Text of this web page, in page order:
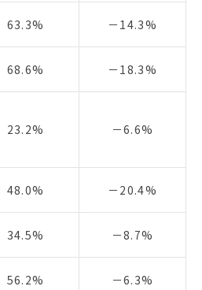
63.3% －14.3%
68.6% －18.3%
23.2% －6.6%
48.0% －20.4%
34.5% －8.7%
56.2% －6.3%